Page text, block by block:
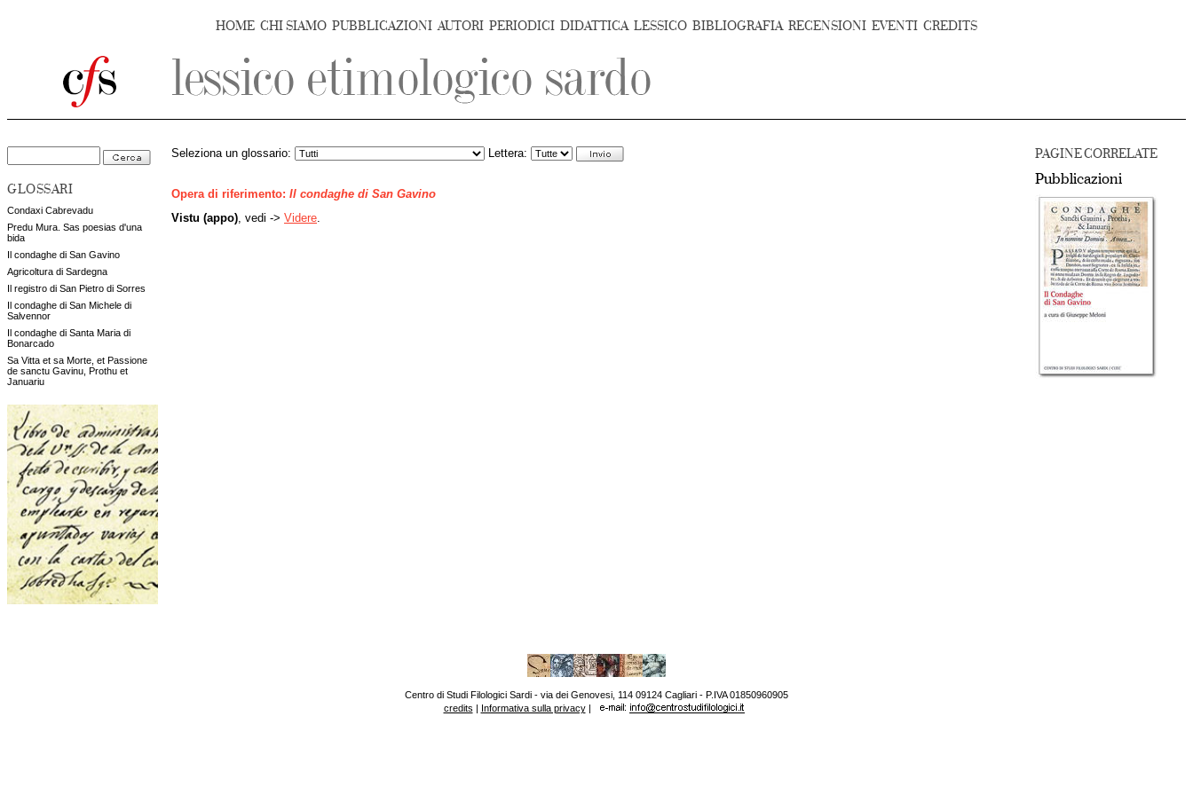
HOME CHI SIAMO PUBBLICAZIONI AUTORI PERIODICI DIDATTICA LESSICO BIBLIOGRAFIA RECENSIONI EVENTI CREDITS
GLOSSARI
Condaxi Cabrevadu
Predu Mura. Sas poesias d'una
bida
Il condaghe di San Gavino
Agricoltura di Sardegna
Il registro di San Pietro di Sorres
Il condaghe di San Michele di
Salvennor
Il condaghe di Santa Maria di
Bonarcado
Sa Vitta et sa Morte, et Passione
de sanctu Gavinu, Prothu et
Januariu
PAGINE CORRELATE
Pubblicazioni
Seleziona un glossario: Lettera:
Opera di riferimento: Il condaghe di San Gavino
Vistu (appo) , vedi -> Videre
Centro di Studi Filologici Sardi - via dei Genovesi, 114 09124 Cagliari - P.IVA 01850960905
credits | Informativa sulla privacy|